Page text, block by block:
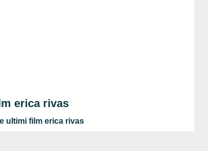
erica rivas
ultimi film erica rivas